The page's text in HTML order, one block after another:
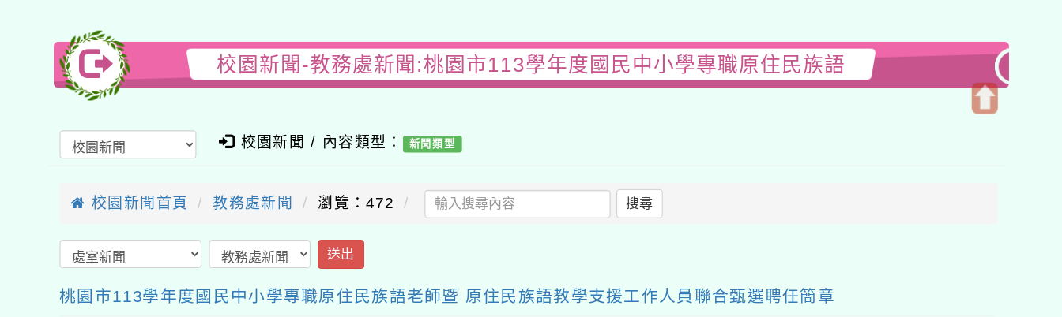
校園新聞-教務處新聞:桃園市113學年度國民中小學專職原住民族語
校園新聞 / 內容類型： 新聞類型
校園新聞首頁 教務處新聞 瀏覽：472 搜尋
送出
桃園市113學年度國民中小學專職原住民族語老師暨 原住民族語教學支援工作人員聯合甄選聘任簡章